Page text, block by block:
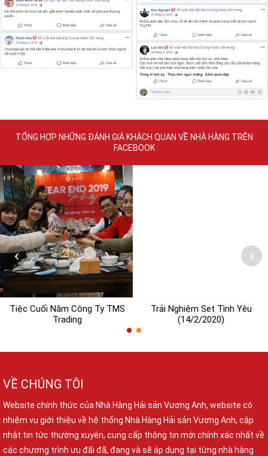
TỔNG HỢP NHỮNG ĐÁNH GIÁ KHÁCH QUAN VỀ NHÀ HÀNG TRÊN
FACEBOOK
Tiệc Cuối Năm Công Ty TMS
Trading
Trải Nghiệm Set Tình Yêu
(14/2/2020)
‹ ›
VỀ CHÚNG TÔI
Website chính thức của Nhà Hàng Hải sản Vương Anh, website có
nhiệm vụ giới thiệu về hệ thống Nhà Hàng Hải sản Vương Anh, cập
nhật tin tức thường xuyên, cung cấp thông tin mới chính xác nhất về
các chương trình ưu đãi đã, đang và sẽ áp dụng tại từng nhà hàng